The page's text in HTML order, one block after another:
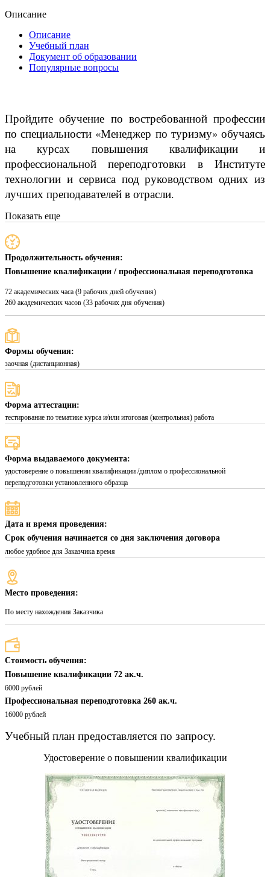
Описание
Описание
Учебный план
Документ об образовании
Популярные вопросы
Пройдите обучение по востребованной профессии
по специальности «Менеджер по туризму» обучаясь
на курсах повышения квалификации и
профессиональной переподготовки в Институте
технологии и сервиса под руководством одних из
лучших преподавателей в отрасли.
Показать еще
Продолжительность обучения:
Повышение квалификации / профессиональная переподготовка
72 академических часа (9 рабочих дней обучения)
260 академических часов (33 рабочих дня обучения)
Формы обучения:
заочная (дистанционная)
Форма аттестации:
тестирование по тематике курса и/или итоговая (контрольная) работа
Форма выдаваемого документа:
удостоверение о повышении квалификации /диплом о профессиональной
переподготовки установленного образца
Дата и время проведения:
Срок обучения начинается со дня заключения договора
любое удобное для Заказчика время
Место проведения:
По месту нахождения Заказчика
Стоимость обучения:
Повышение квалификации 72 ак.ч.
6000 рублей
Профессиональная переподготовка 260 ак.ч.
16000 рублей
Учебный план предоставляется по запросу.
Удостоверение о повышении квалификации